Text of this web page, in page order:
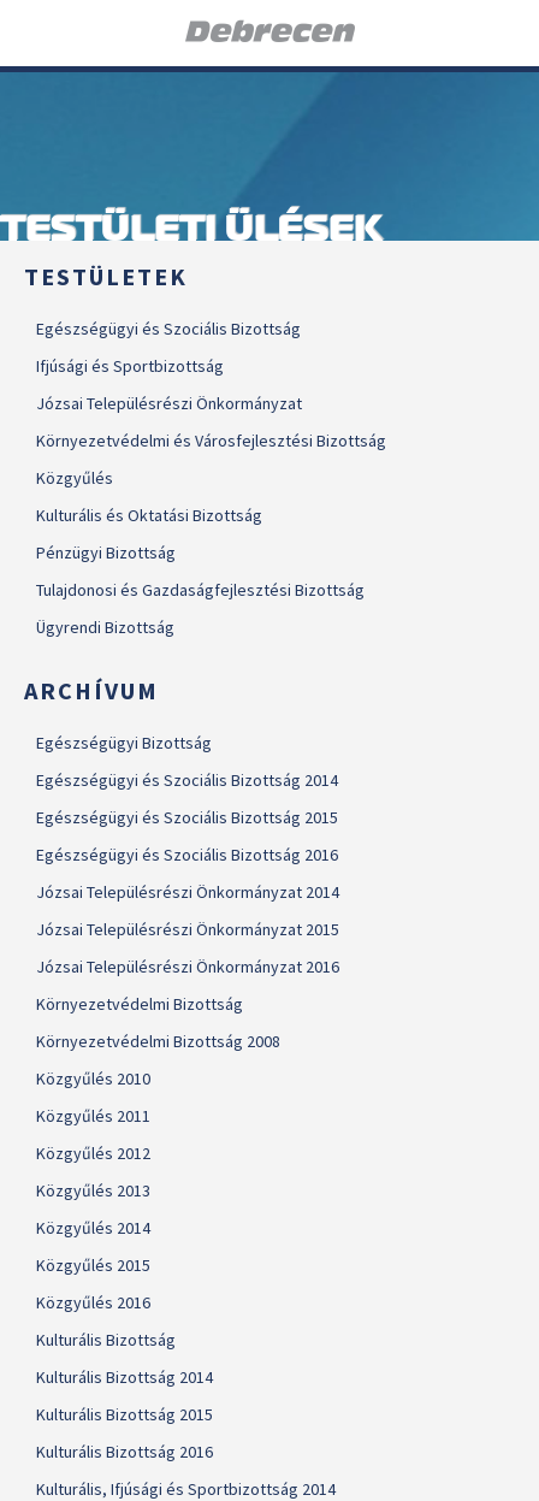
TESTÜLETI ÜLÉSEK
TESTÜLETEK
Egészségügyi és Szociális Bizottság
Ifjúsági és Sportbizottság
Józsai Településrészi Önkormányzat
Környezetvédelmi és Városfejlesztési Bizottság
Közgyűlés
Kulturális és Oktatási Bizottság
Pénzügyi Bizottság
Tulajdonosi és Gazdaságfejlesztési Bizottság
Ügyrendi Bizottság
ARCHÍVUM
Egészségügyi Bizottság
Egészségügyi és Szociális Bizottság 2014
Egészségügyi és Szociális Bizottság 2015
Egészségügyi és Szociális Bizottság 2016
Józsai Településrészi Önkormányzat 2014
Józsai Településrészi Önkormányzat 2015
Józsai Településrészi Önkormányzat 2016
Környezetvédelmi Bizottság
Környezetvédelmi Bizottság 2008
Közgyűlés 2010
Közgyűlés 2011
Közgyűlés 2012
Közgyűlés 2013
Közgyűlés 2014
Közgyűlés 2015
Közgyűlés 2016
Kulturális Bizottság
Kulturális Bizottság 2014
Kulturális Bizottság 2015
Kulturális Bizottság 2016
Kulturális, Ifjúsági és Sportbizottság 2014